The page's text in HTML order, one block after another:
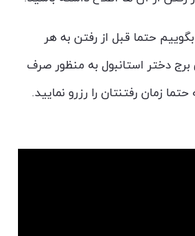
حتما قبل از رفتن به هر
برج دختر استانبول به منظور صرف
زمان رفتنتان را رزرو نمایید.